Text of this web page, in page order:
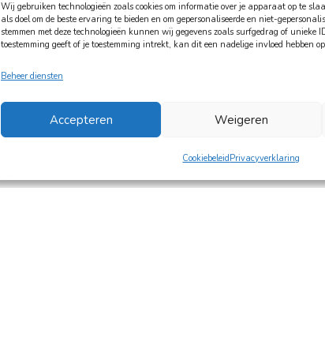
Wij gebruiken technologieën zoals cookies om informatie over je apparaat op te
als doel om de beste ervaring te bieden en om gepersonaliseerde en niet-
stemmen met deze technologieën kunnen wij gegevens zoals surfgedrag of unieke
toestemming geeft of je toestemming intrekt, kan dit een nadelige invloed hebben
Beheer diensten
Accepteren Weigeren
CookiebeleidPrivacyverklaring